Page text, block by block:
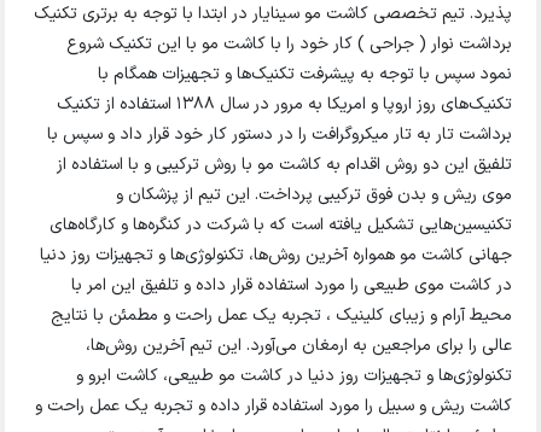
پذیرد. تیم تخصصی کاشت مو سینایار در ابتدا با توجه به برتری تکنیک
برداشت نوار ( جراحی ) کار خود را با کاشت مو با این تکنیک شروع
نمود سپس با توجه به پیشرفت تکنیک‌ها و تجهیزات همگام با
تکنیک‌های روز اروپا و امریکا به مرور در سال ۱۳۸۸ استفاده از تکنیک
برداشت تار به تار میکروگرافت را در دستور کار خود قرار داد و سپس با
تلفیق این دو روش اقدام به کاشت مو با روش ترکیبی و با استفاده از
موی ریش و بدن فوق ترکیبی پرداخت. این تیم از پزشکان و
تکنیسین‌هایی تشکیل یافته است که با شرکت در کنگره‌ها و کارگاه‌های
جهانی کاشت مو همواره آخرین روش‌ها، تکنولوژی‌ها و تجهیزات روز دنیا
در کاشت موی طبیعی را مورد استفاده قرار داده و تلفیق این امر با
محیط آرام و زیبای کلینیک ، تجربه یک عمل راحت و مطمئن با نتایج
عالی را برای مراجعین به ارمغان می‌آورد. این تیم آخرین روش‌ها،
تکنولوژی‌ها و تجهیزات روز دنیا در کاشت مو طبیعی، کاشت ابرو و
کاشت ریش و سبیل را مورد استفاده قرار داده و تجربه یک عمل راحت و